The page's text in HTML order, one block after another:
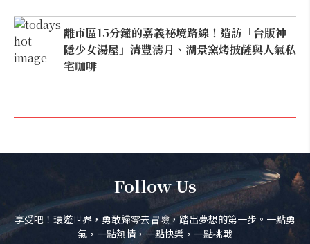
離市區15分鐘的嘉義祕境路線！造訪「台版神
隱少女湯屋」清豐濤月、湖景窯烤披薩與人氣私
宅咖啡
Follow Us
享受吧！環遊世界，勇敢歸零去冒險，踏出夢想的第一步。一點勇
氣，一點熱情，一點快樂，一點挑戰